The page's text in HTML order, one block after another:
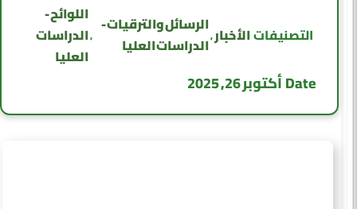
التصنيفات الأخبار , الرسائل والترقيات -
الدراسات العليا
,
اللوائح -
الدراسات
العليا
Date أكتوبر 26, 2025